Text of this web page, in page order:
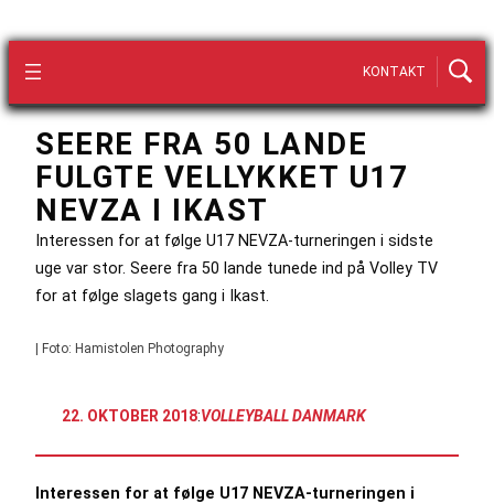
KONTAKT
SEERE FRA 50 LANDE
FULGTE VELLYKKET U17
NEVZA I IKAST
Interessen for at følge U17 NEVZA-turneringen i sidste
uge var stor. Seere fra 50 lande tunede ind på Volley TV
for at følge slagets gang i Ikast.
| Foto: Hamistolen Photography
22. OKTOBER 2018:VOLLEYBALL DANMARK
Interessen for at følge U17 NEVZA-turneringen i